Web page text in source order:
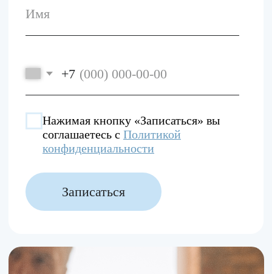
Разработано в
Политика
конфиденциальности